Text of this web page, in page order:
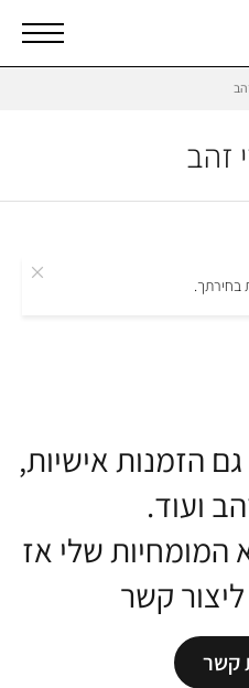
זהב
בחירתך.
הזמנות אישיות,
ועוד.
המומחיות שלי אז
קשר
קשר